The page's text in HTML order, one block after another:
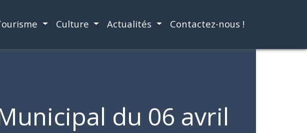
Culture Actualités Contactez-nous !
du 06 avril